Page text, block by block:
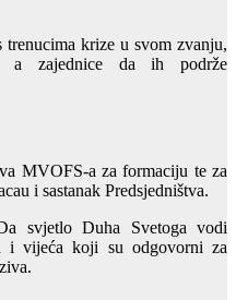
krize u svom zvanju,
a zajednice da ih podrže
MVOFS-a za formaciju te za
i sastanak Predsjedništva.
svjetlo Duha Svetoga vodi
i vijeća koji su odgovorni za